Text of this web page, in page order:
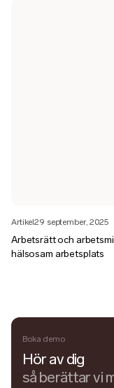
Artikel29 september, 2025
Arbetsrätt och
hälsosam arbetsplats
Boka demo
Hör av dig
så berättar vi